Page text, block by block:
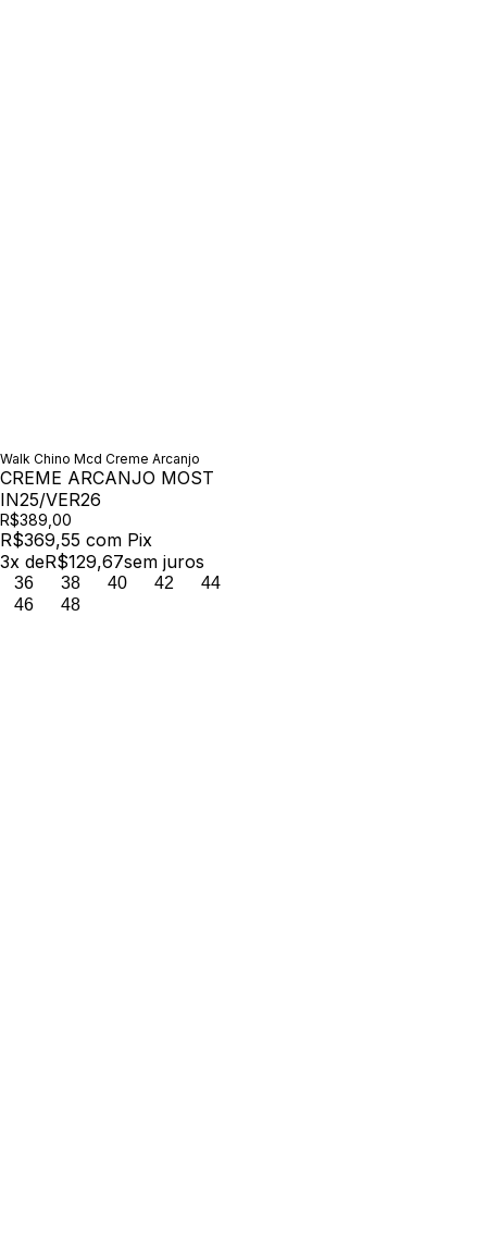
Walk Chino Mcd Creme Arcanjo
CREME ARCANJO MOST
IN25/VER26
R$389,00
R$369,55 com Pix
3x deR$129,67sem juros
36 38 40 42
44
46
48